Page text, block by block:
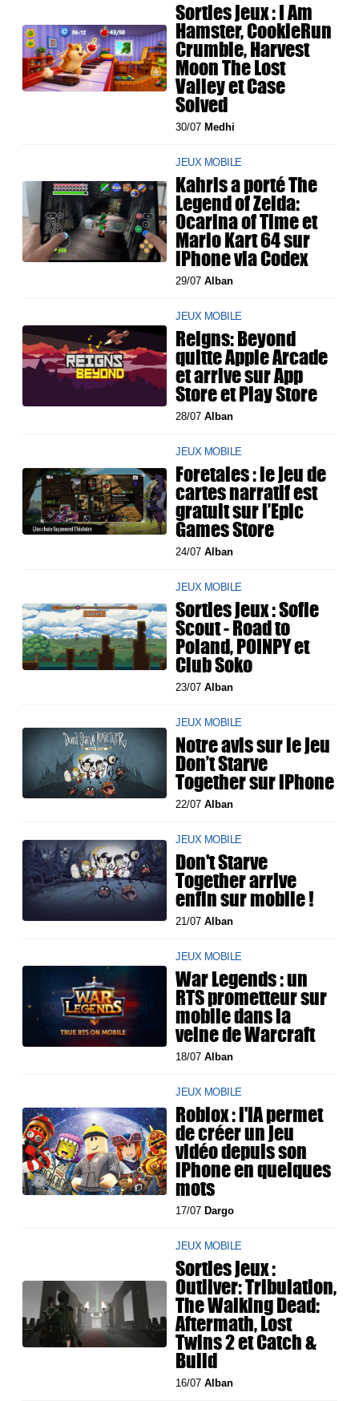
Sorties jeux : I Am
Hamster, CookieRun
Crumble, Harvest
Moon The Lost
Valley et Case
Solved
30/07Medhi
JEUX MOBILE
Kahris a porté The
Legend of Zelda:
Ocarina of Time et
Mario Kart 64 sur
iPhone via Codex
29/07Alban
JEUX MOBILE
Reigns: Beyond
quitte Apple Arcade
et arrive sur App
Store et Play Store
28/07Alban
JEUX MOBILE
Foretales : le jeu de
cartes narratif est
gratuit sur l’Epic
Games Store
24/07Alban
JEUX MOBILE
Sorties jeux : Sofie
Scout - Road to
Poland, POINPY et
Club Soko
23/07Alban
JEUX MOBILE
Notre avis sur le jeu
Don’t Starve
Together sur iPhone
22/07Alban
JEUX MOBILE
Don't Starve
Together arrive
enfin sur mobile !
21/07Alban
JEUX MOBILE
War Legends : un
RTS prometteur sur
mobile dans la
veine de Warcraft
18/07Alban
JEUX MOBILE
Roblox : l'IA permet
de créer un jeu
vidéo depuis son
iPhone en quelques
mots
17/07Dargo
JEUX MOBILE
Sorties jeux :
Outliver: Tribulation,
The Walking Dead:
Aftermath, Lost
Twins 2 et Catch &
Build
16/07Alban